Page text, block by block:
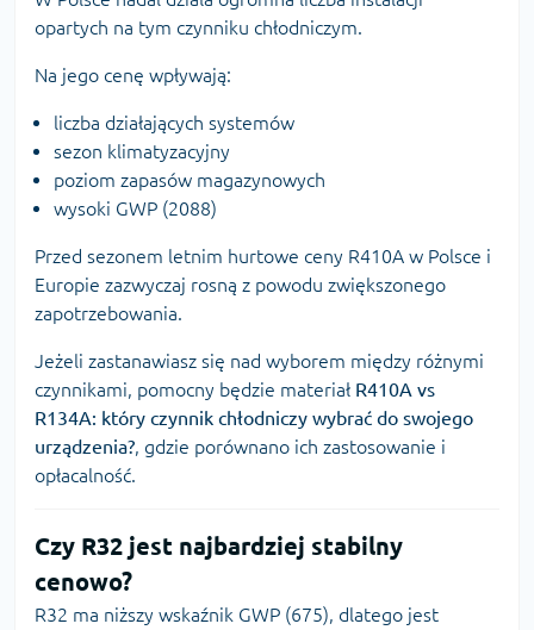
opartych na tym czynniku chłodniczym.
Na jego cenę wpływają:
liczba działających systemów
sezon klimatyzacyjny
poziom zapasów magazynowych
wysoki GWP (2088)
Przed sezonem letnim hurtowe ceny R410A w Polsce i
Europie zazwyczaj rosną z powodu zwiększonego
zapotrzebowania.
Jeżeli zastanawiasz się nad wyborem między różnymi
czynnikami, pomocny będzie materiał R410A vs
R134A: który czynnik chłodniczy wybrać do swojego
urządzenia? , gdzie porównano ich zastosowanie i
opłacalność.
Czy R32 jest najbardziej stabilny
cenowo?
R32 ma niższy wskaźnik GWP (675), dlatego jest